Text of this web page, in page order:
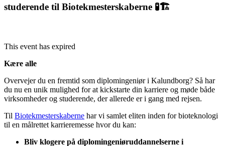
studerende til Biotekmesterskaberne 🧪🏗️
This event has expired
Kære alle
Overvejer du en fremtid som diplomingeniør i Kalundborg? Så har
du nu en unik mulighed for at kickstarte din karriere og møde både
virksomheder og studerende, der allerede er i gang med rejsen.
Til Biotekmesterskaberne har vi samlet eliten inden for bioteknologi
til en målrettet karrieremesse hvor du kan:
Bliv klogere på diplomingeniøruddannelserne i